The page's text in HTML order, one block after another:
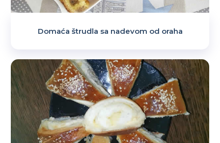
Domaća štrudla sa nadevom od oraha